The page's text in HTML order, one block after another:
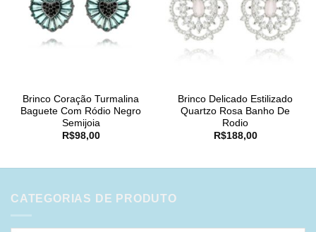
Brinco Coração Turmalina
Baguete Com Ródio Negro
Semijoia
R$98,00
Brinco Delicado Estilizado
Quartzo Rosa Banho De
Rodio
R$188,00
CATEGORIAS DE PRODUTO